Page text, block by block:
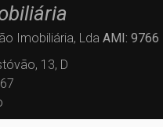
Imobiliária, Lda AMI: 9766
13, D